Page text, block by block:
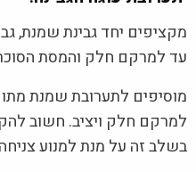
מקציפים יחד גבינת שמנת,
עד למרקם חלק והמסת
מוסיפים לתערובת שמנת
למרקם חלק ויציב. חשוב
בשלב זה על מנת למנוע